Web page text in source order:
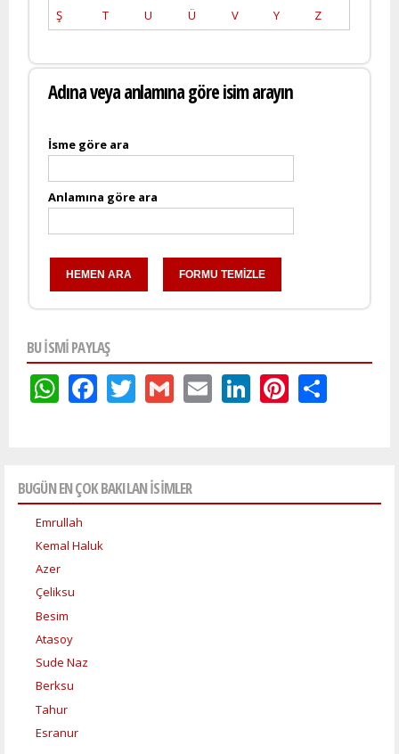
Ş
T U Ü V Y Z
Adına veya anlamına göre isim arayın
İsme göre ara
Anlamına göre ara
BU ISMI PAYLAŞ
WhatsApp
Facebook
Twitter
GmailEmailLinkedIn
BUGÜN EN ÇOK BAKILAN İSİMLER
Emrullah
Kemal Haluk
Azer
Çeliksu
Besim
Atasoy
Sude Naz
Berksu
Tahur
Esranur